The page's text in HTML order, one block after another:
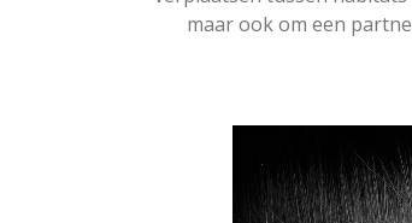
maar ook om een